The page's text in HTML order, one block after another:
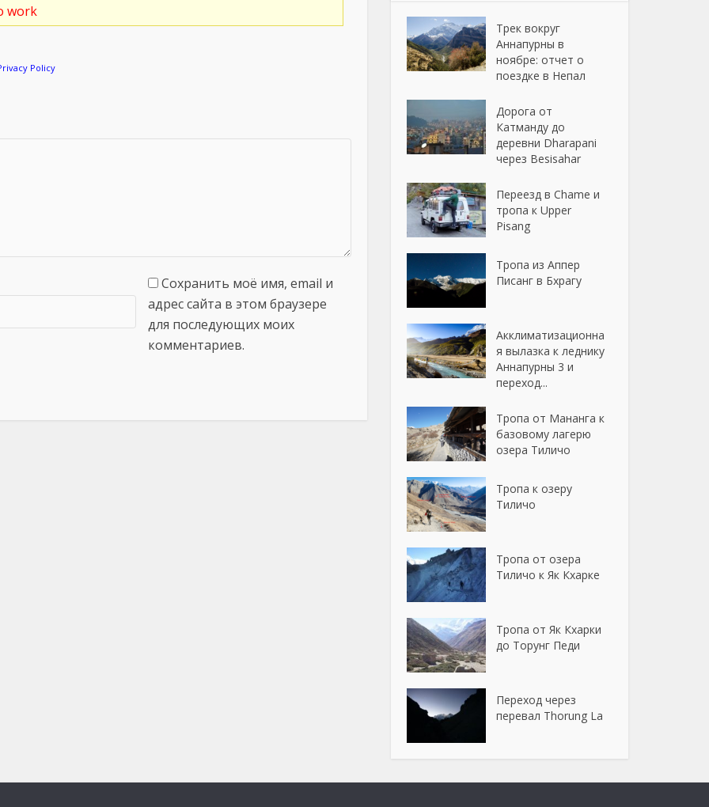
work
Policy
Сохранить моё имя, email и
адрес сайта в этом браузере
для последующих моих
комментариев.
Трек вокруг
Аннапурны в
ноябре: отчет о
поездке в Непал
Дорога от
Катманду до
деревни Dharapani
через Besisahar
Переезд в Chame и
тропа к Upper
Pisang
Тропа из Аппер
Писанг в Бхрагу
Акклиматизационна
я вылазка к леднику
Аннапурны 3 и
переход...
Тропа от Мананга к
базовому лагерю
озера Тиличо
Тропа к озеру
Тиличо
Тропа от озера
Тиличо к Як Кхарке
Тропа от Як Кхарки
до Торунг Педи
Переход через
перевал Thorung La